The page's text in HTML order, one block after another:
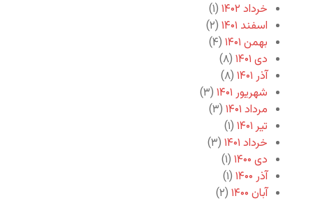
خرداد ۱۴۰۲
(۱)
اسفند ۱۴۰۱
(۲)
بهمن ۱۴۰۱
(۴)
دی ۱۴۰۱
(۸)
آذر ۱۴۰۱
(۸)
شهریور ۱۴۰۱
(۳)
مرداد ۱۴۰۱
(۳)
تیر ۱۴۰۱
(۱)
خرداد ۱۴۰۱
(۳)
دی ۱۴۰۰
(۱)
آذر ۱۴۰۰
(۱)
آبان ۱۴۰۰
(۲)